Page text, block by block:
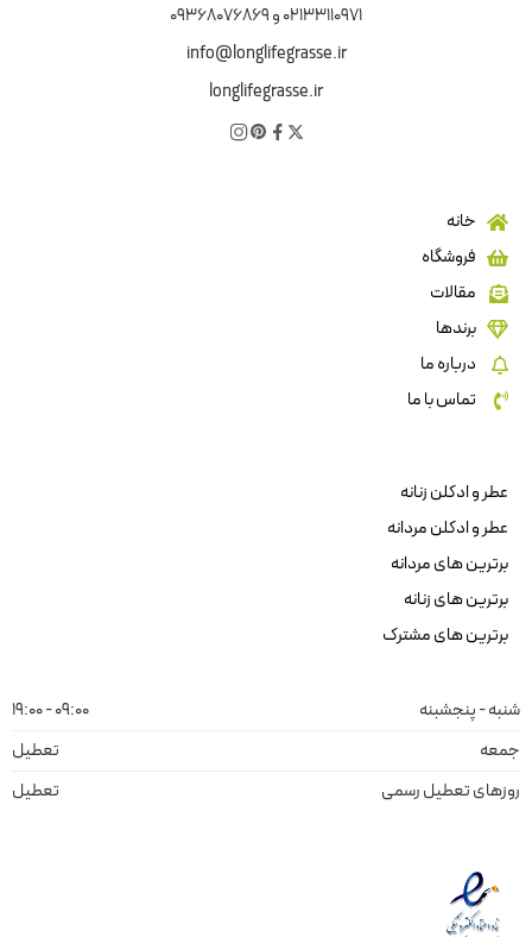
02133110971 و 09368076869
info@longlifegrasse.ir
longlifegrasse.ir
خانه
فروشگاه
مقالات
برندها
درباره ما
تماس با ما
عطر و ادکلن زنانه
عطر و ادکلن مردانه
برترین های مردانه
برترین های زنانه
برترین های مشترک
شنبه - پنجشبنه
09:00 - 19:00
جمعه
تعطیل
روزهای تعطیل رسمی
تعطیل